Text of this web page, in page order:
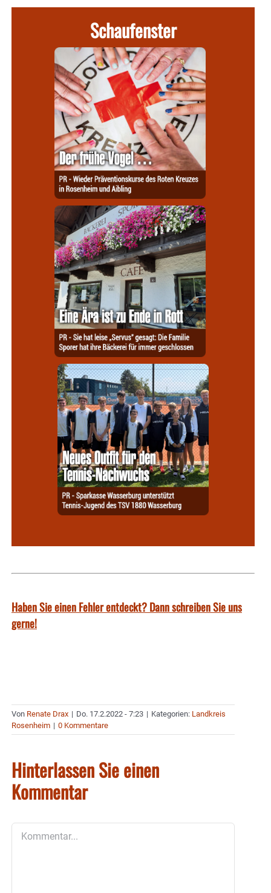
Schaufenster
Haben Sie einen Fehler entdeckt? Dann schreiben Sie uns
gerne!
Von Renate Drax | Do. 17.2.2022 - 7:23 | Kategorien: Landkreis
Rosenheim | 0 Kommentare
Hinterlassen Sie einen
Kommentar